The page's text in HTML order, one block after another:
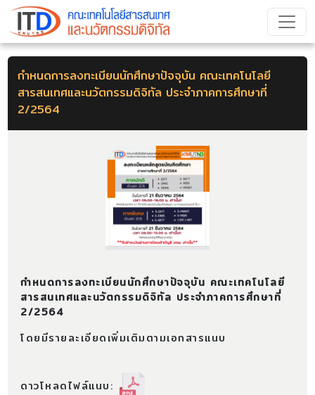
กำหนดการลงทะเบียนนักศึกษาปัจจุบัน คณะเทคโนโลยี
สารสนเทศและนวัตกรรมดิจิทัล ประจำภาคการศึกษาที่
2/2564
กำหนดการลงทะเบียนนักศึกษาปัจจุบัน คณะเทคโนโลยี
สารสนเทศและนวัตกรรมดิจิทัล ประจำภาคการศึกษาที่
2/2564
โดยมีรายละเอียดเพิ่มเติมตามเอกสารแนบ
ดาวโหลดไฟล์แนบ: